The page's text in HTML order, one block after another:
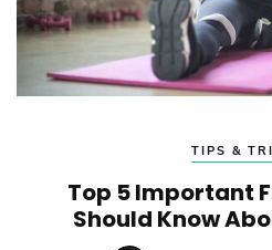
TIPS &
Top 5 Important
Should Know